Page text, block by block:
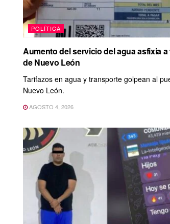
POLÍTICA
Aumento del servicio del agua asfixia a
de Nuevo León
Tarifazos en agua y transporte golpean al
Nuevo León.
AGOSTO 4, 2026